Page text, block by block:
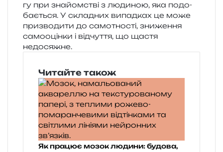
гу при зна­йом­стві з люди­ною, яка подо­
ба­є­ться. У скла­дних випад­ках це може
при­зво­ди­ти до само­тно­сті, зни­же­н­ня
само­оцін­ки і від­чу­т­тя, що щастя
недосяжне.
Читайте також
Як працює мозок людини: будова,